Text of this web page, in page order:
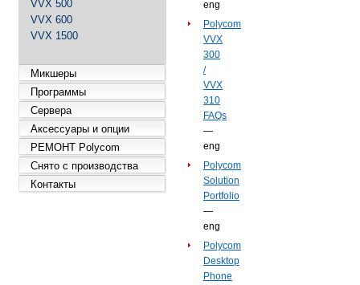
VVX 500
VVX 600
VVX 1500
Микшеры
Программы
Сервера
Аксессуары и опции
РЕМОНТ Polycom
Снято с производства
Контакты
eng
Polycom
VVX
300
/
VVX
310
FAQs
—
eng
Polycom
Solution
Portfolio
—
eng
Polycom
Desktop
Phone